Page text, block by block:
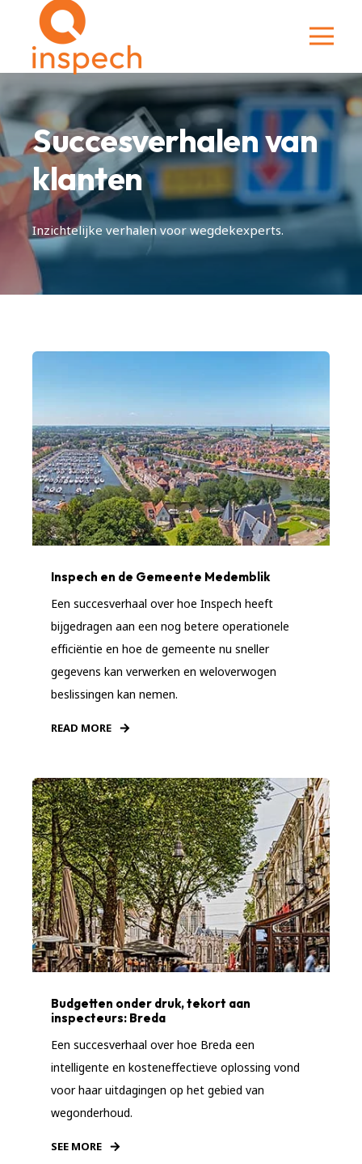
Succesverhalen van
klanten
Inzichtelijke verhalen voor wegdekexperts.
Inspech en de Gemeente Medemblik
Een succesverhaal over hoe Inspech heeft
bijgedragen aan een nog betere operationele
efficiëntie en hoe de gemeente nu sneller
gegevens kan verwerken en weloverwogen
beslissingen kan nemen.
READ MORE
Budgetten onder druk, tekort aan
inspecteurs: Breda
Een succesverhaal over hoe Breda een
intelligente en kosteneffectieve oplossing vond
voor haar uitdagingen op het gebied van
wegonderhoud.
SEE MORE